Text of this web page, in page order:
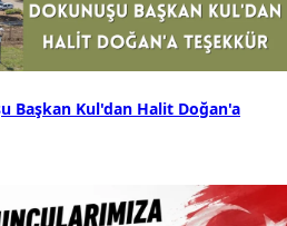
Başkan Kul'dan Halit Doğan'a